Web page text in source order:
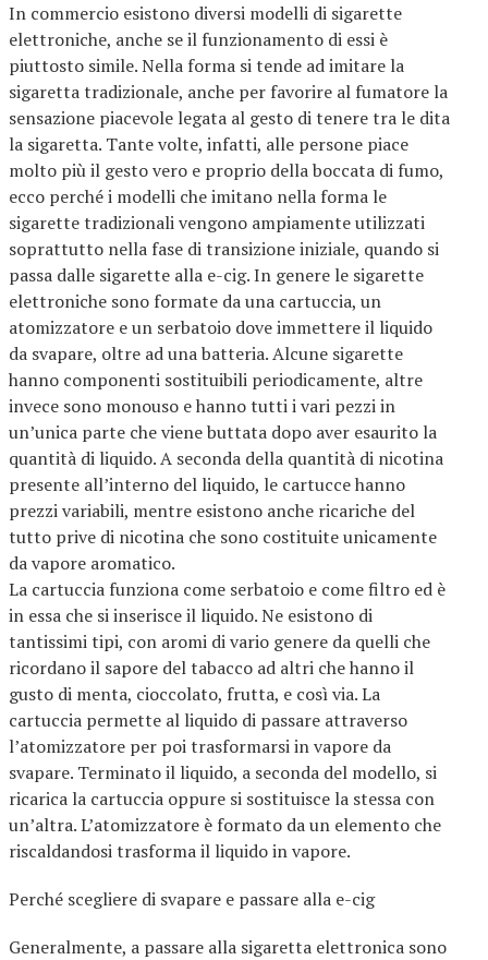
In commercio esistono diversi modelli di sigarette
elettroniche, anche se il funzionamento di essi è
piuttosto simile. Nella forma si tende ad imitare la
sigaretta tradizionale, anche per favorire al fumatore la
sensazione piacevole legata al gesto di tenere tra le dita
la sigaretta. Tante volte, infatti, alle persone piace
molto più il gesto vero e proprio della boccata di fumo,
ecco perché i modelli che imitano nella forma le
sigarette tradizionali vengono ampiamente utilizzati
soprattutto nella fase di transizione iniziale, quando si
passa dalle sigarette alla e-cig. In genere le sigarette
elettroniche sono formate da una cartuccia, un
atomizzatore e un serbatoio dove immettere il liquido
da svapare, oltre ad una batteria. Alcune sigarette
hanno componenti sostituibili periodicamente, altre
invece sono monouso e hanno tutti i vari pezzi in
un’unica parte che viene buttata dopo aver esaurito la
quantità di liquido. A seconda della quantità di nicotina
presente all’interno del liquido, le cartucce hanno
prezzi variabili, mentre esistono anche ricariche del
tutto prive di nicotina che sono costituite unicamente
da vapore aromatico.
La cartuccia funziona come serbatoio e come filtro ed è
in essa che si inserisce il liquido. Ne esistono di
tantissimi tipi, con aromi di vario genere da quelli che
ricordano il sapore del tabacco ad altri che hanno il
gusto di menta, cioccolato, frutta, e così via. La
cartuccia permette al liquido di passare attraverso
l’atomizzatore per poi trasformarsi in vapore da
svapare. Terminato il liquido, a seconda del modello, si
ricarica la cartuccia oppure si sostituisce la stessa con
un’altra. L’atomizzatore è formato da un elemento che
riscaldandosi trasforma il liquido in vapore.
Perché scegliere di svapare e passare alla e-cig
Generalmente, a passare alla sigaretta elettronica sono